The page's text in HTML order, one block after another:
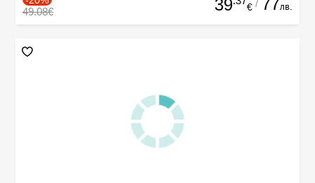
49.08€ 39 € / 77лв.